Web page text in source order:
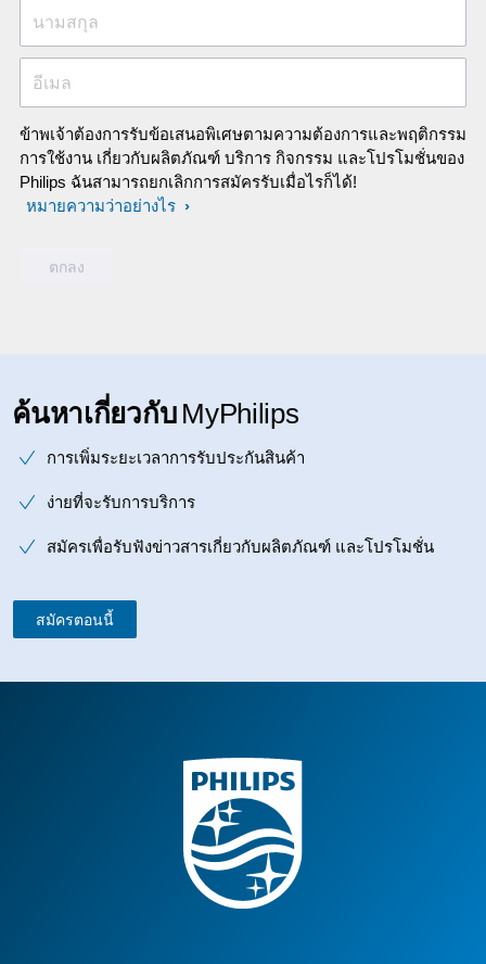
นามสกุล
อีเมล
ข้าพเจ้าต้องการรับข้อเสนอพิเศษตามความต้องการและพฤติกรรม
การใช้งาน เกี่ยวกับผลิตภัณฑ์ บริการ กิจกรรม และโปรโมชั่นของ
Philips ฉันสามารถยกเลิกการสมัครรับเมื่อไรก็ได้!
หมายความว่าอย่างไร
ค้นหาเกี่ยวกับ MyPhilips
การเพิ่มระยะเวลาการรับประกันสินค้า
ง่ายที่จะรับการบริการ
สมัครเพื่อรับฟังข่าวสารเกี่ยวกับผลิตภัณฑ์ และโปรโมชั่น
สมัครตอนนี้